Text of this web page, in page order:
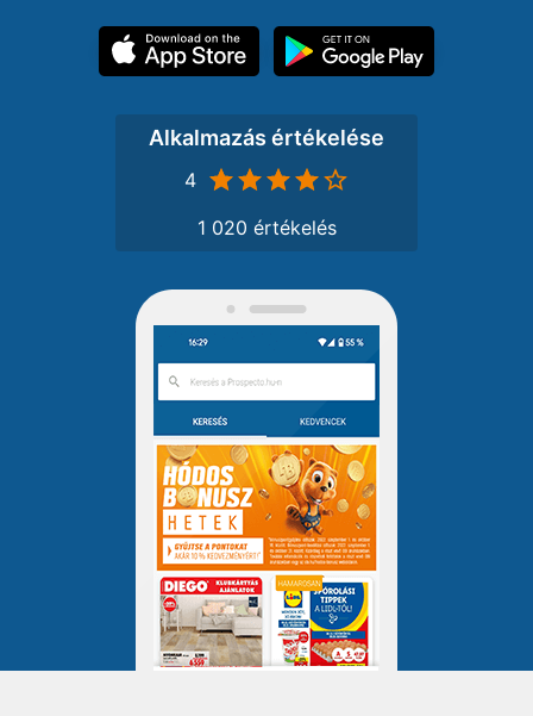
Alkalmazás értékelése
4
1 020 értékelés